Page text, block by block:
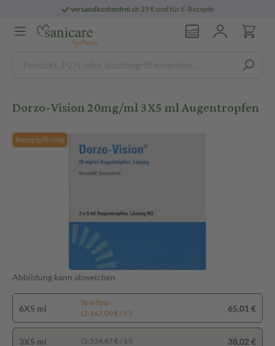
versandkostenfreiab 29 € und für E-Rezepte
Dorzo-Vision 20mg/ml 3X5 ml Augentropfen
Rezeptpflichtig
Abbildung kann abweichen
6X5 ml
Spartipp
(2.167,00 € / 1 l)
65,01 €
3X5 ml (2.534,67 € / 1 l) 38,02 €